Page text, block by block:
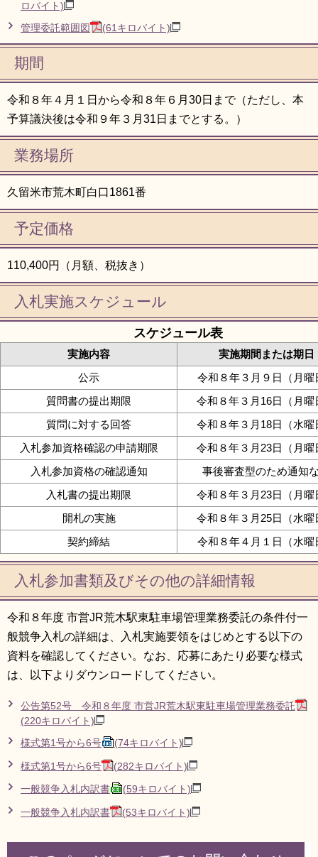
ロバイト)
管理委託範囲図 (61キロバイト)
期間
令和８年４月１日から令和８年６月30日まで（ただし、本
予算議決後は令和９年３月31日までとする。）
業務場所
久留米市荒木町白口1861番
予定価格
110,400円（月額、税抜き）
入札実施スケジュール
スケジュール表
実施内容
実施期間または期日
公示
令和８年３月９日（月曜
質問書の提出期限
令和８年３月16日（月曜
質問に対する回答
令和８年３月18日（水曜
入札参加資格確認の申請期限
令和８年３月23日（月曜
入札参加資格の確認通知
事後審査型のため通知
入札書の提出期限
令和８年３月23日（月曜
開札の実施
令和８年３月25日（水曜
契約締結
令和８年４月１日（水曜
入札参加書類及びその他の詳細情報
令和８年度 市営JR荒木駅東駐車場管理業務委託の条件付一
般競争入札の詳細は、入札実施要領をはじめとする以下の
資料を確認してください。なお、応募にあたり必要な様式
は、以下よりダウンロードしてください。
公告第52号 令和８年度 市営JR荒木駅東駐車場管理業務委託
(220キロバイト)
様式第1号から6号 (74キロバイト)
様式第1号から6号 (282キロバイト)
一般競争入札内訳書 (59キロバイト)
一般競争入札内訳書 (53キロバイト)